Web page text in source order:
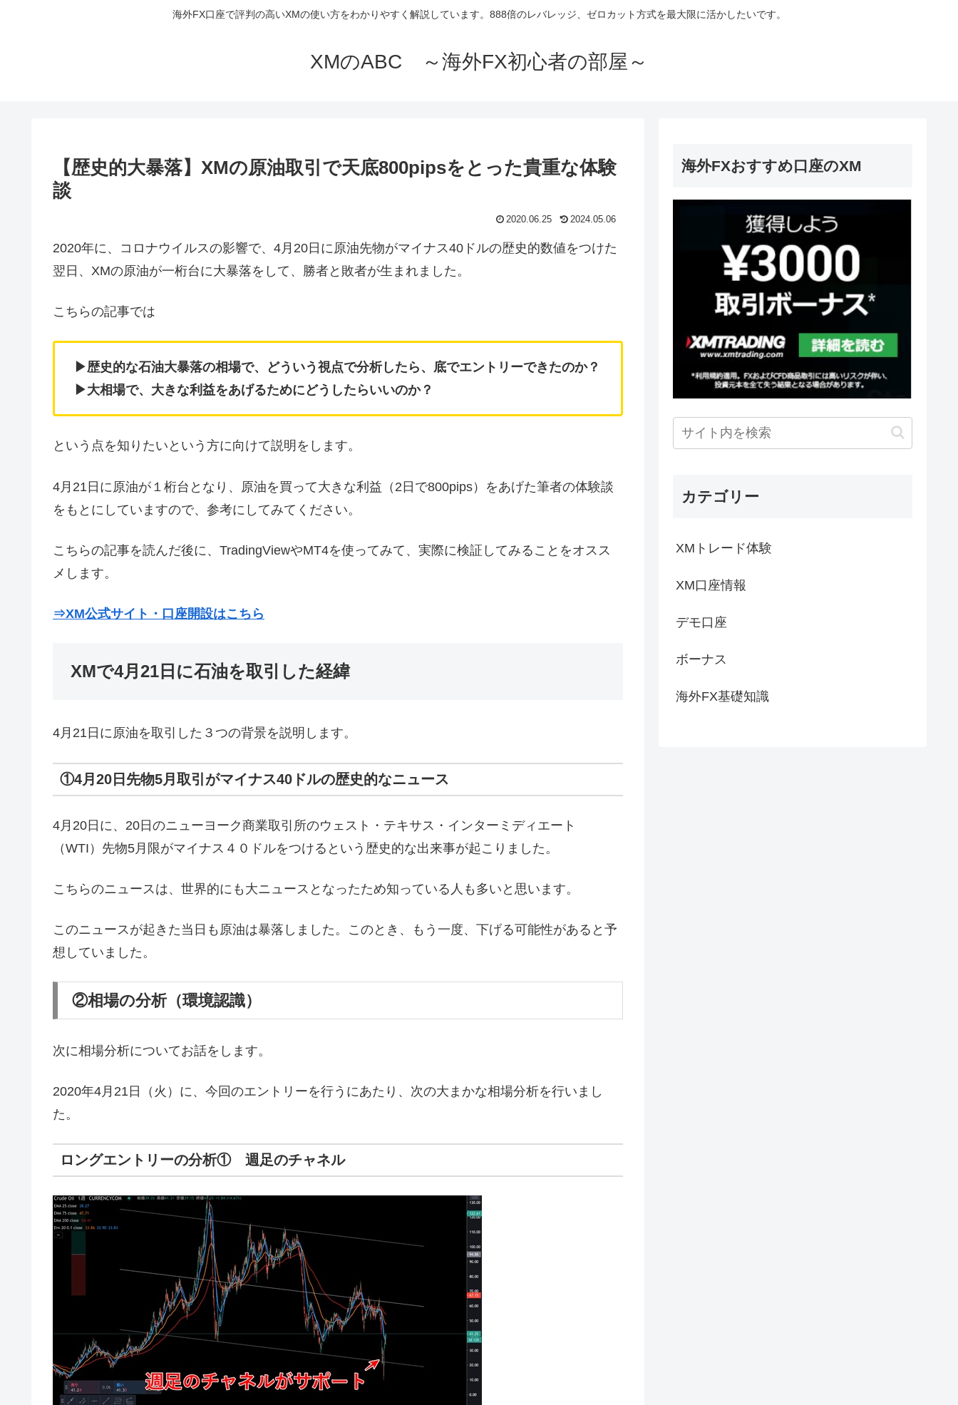
海外FX口座で評判の高いXMの使い方をわかりやすく解説しています。888倍のレバレッジ、ゼロカット方式を最大限に活かしたいです。
XMのABC ～海外FX初心者の部屋～
【歴史的大暴落】XMの原油取引で天底800pipsをとった貴重な体験
談
2020.06.25 2024.05.06
2020年に、コロナウイルスの影響で、4月20日に原油先物がマイナス40ドルの歴史的数値をつけた
翌日、XMの原油が一桁台に大暴落をして、勝者と敗者が生まれました。
こちらの記事では
▶歴史的な石油大暴落の相場で、どういう視点で分析したら、底でエントリーできたのか？
▶大相場で、大きな利益をあげるためにどうしたらいいのか？
という点を知りたいという方に向けて説明をします。
4月21日に原油が１桁台となり、原油を買って大きな利益（2日で800pips）をあげた筆者の体験談
をもとにしていますので、参考にしてみてください。
こちらの記事を読んだ後に、TradingViewやMT4を使ってみて、実際に検証してみることをオスス
メします。
⇒XM公式サイト・口座開設はこちら
XMで4月21日に石油を取引した経緯
4月21日に原油を取引した３つの背景を説明します。
①4月20日先物5月取引がマイナス40ドルの歴史的なニュース
4月20日に、20日のニューヨーク商業取引所のウェスト・テキサス・インターミディエート
（WTI）先物5月限がマイナス４０ドルをつけるという歴史的な出来事が起こりました。
こちらのニュースは、世界的にも大ニュースとなったため知っている人も多いと思います。
このニュースが起きた当日も原油は暴落しました。このとき、もう一度、下げる可能性があると予
想していました。
②相場の分析（環境認識）
次に相場分析についてお話をします。
2020年4月21日（火）に、今回のエントリーを行うにあたり、次の大まかな相場分析を行いまし
た。
ロングエントリーの分析① 週足のチャネル
海外FXおすすめ口座のXM
カテゴリー
XMトレード体験
XM口座情報
デモ口座
ボーナス
海外FX基礎知識